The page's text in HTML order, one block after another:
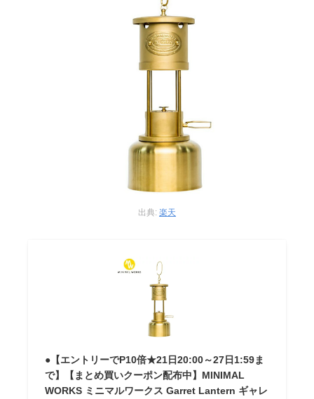
出典: 楽天
●【エントリーでP10倍★21日20:00～27日1:59ま
で】【まとめ買いクーポン配布中】MINIMAL
WORKS ミニマルワークス Garret Lantern ギャレ